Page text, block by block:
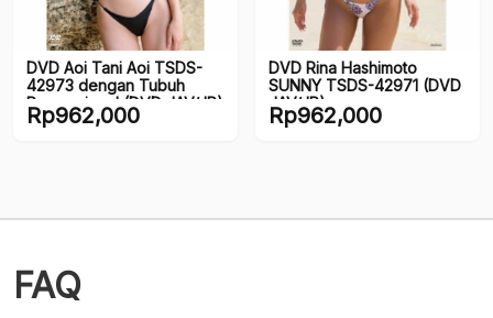
DVD Aoi Tani Aoi TSDS-
42973 dengan Tubuh
Proporsional (DVD JAV/JP)
Rp962,000
DVD Rina Hashimoto
SUNNY TSDS-42971 (DVD
JAV/JP)
Rp962,000
FAQ